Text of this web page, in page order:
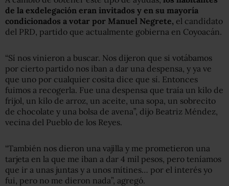
de la exdelegación eran invitados y en su mayoría
condicionados a votar por Manuel Negrete, el candidato
del PRD, partido que actualmente gobierna en Coyoacán.
“Sí nos vinieron a buscar. Nos dijeron que si votábamos
por cierto partido nos iban a dar una despensa, y ya ve
que uno por cualquier cosita dice que sí. Entonces
fuimos a recogerla. Fue una despensa que traía un kilo de
frijol, un kilo de arroz, un aceite, una sopa, un sobrecito
de chocolate y una bolsa de avena”, dijo Beatriz Méndez,
vecina del Pueblo de los Reyes.
“También nos dieron una vajilla y me prometieron una
tarjeta en la que me iban a dar 4 mil pesos, pero teníamos
que ir a unas juntas y a unos mítines… por el interés yo
fui, pero no me dieron nada”, agregó.